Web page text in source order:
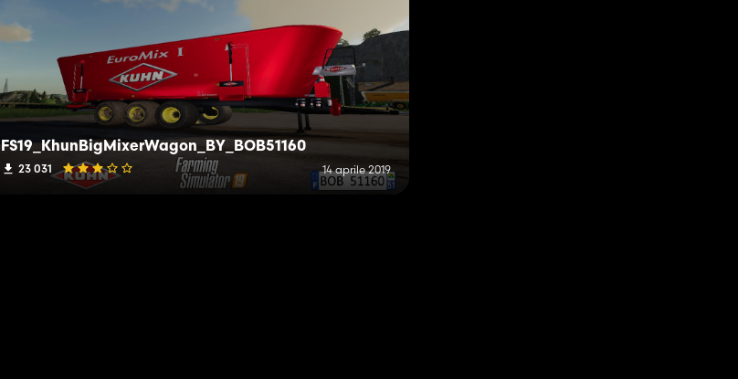
FS19_KhunBigMixerWagon_BY_BOB51160
23 031 14 aprile 2019